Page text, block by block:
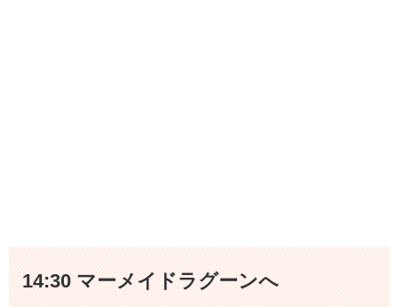
14:30 マーメイドラグーンへ